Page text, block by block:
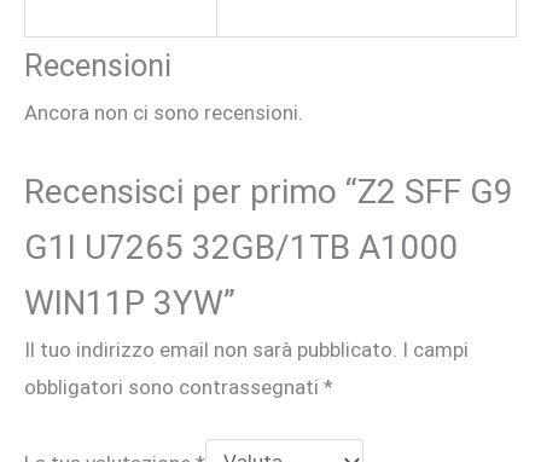
Recensioni
Ancora non ci sono recensioni.
Recensisci per primo “Z2 SFF G9
G1I U7265 32GB/1TB A1000
WIN11P 3YW”
Il tuo indirizzo email non sarà pubblicato. I campi
obbligatori sono contrassegnati *